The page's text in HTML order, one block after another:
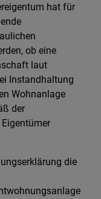
hat für
ob eine
laut
Instandhaltung
Wohnanlage
der
die